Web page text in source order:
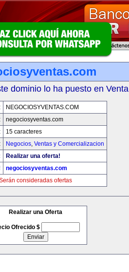
dominio lo ha puesto en Venta
NEGOCIOSYVENTAS.COM
negociosyventas.com
15 caracteres
Negocios, Ventas y Comercializacion
Realizar una oferta!
negociosyventas.com
consideradas ofertas
Realizar una Oferta
Ofrecido $